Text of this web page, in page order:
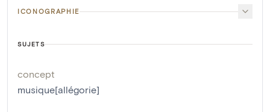
ICONOGRAPHIE
SUJETS
concept
musique[allégorie]